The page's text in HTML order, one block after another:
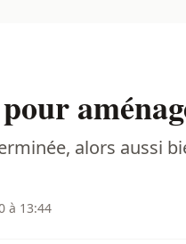
pour
alors aussi
à 13:44